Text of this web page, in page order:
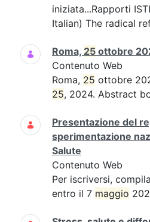
iniziata...Rapporti
Italian) The radical
Roma, 25 ottobre
Contenuto Web
Roma, 25 ottobre
25, 2024. Abstract
Presentazione del
sperimentazione
Salute
Contenuto Web
Per iscriversi,
entro il 7 maggio